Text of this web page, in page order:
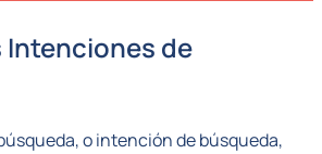
Intenciones de
o intención de búsqueda,